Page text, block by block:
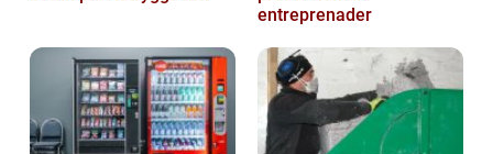
entreprenader